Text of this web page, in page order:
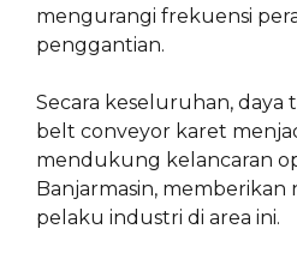
mengurangi frekuensi
penggantian.
Secara keseluruhan, daya
belt conveyor karet
mendukung kelancaran
Banjarmasin, memberikan
pelaku industri di area ini.